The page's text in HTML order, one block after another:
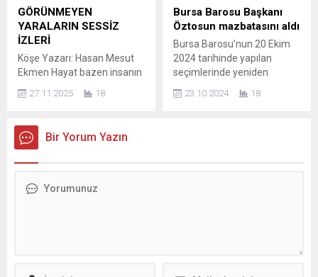
gerçekleştirildi. Yalçın
hayırseverlerin desteğiyle
çocukların okul ihtiyaçlarını
“Yeni eğitim-öğretim yılıyla
birlikte ‘Sende Bir...
öğrencilerine verdiği
destekleri çoğaltarak
göre burs tutarlarını %100’e
yakın...
GÖRÜNMEYEN
YARALARIN SESSİZ
İZLERİ
Köşe Yazarı: Hasan Mesut
Ekmen Hayat bazen insanın
Bazen bir acı, gözyaşı
Bazen bir yalnızlık, hiç kimse
fark etmeden büyür; Bazen
İnsan en çok da kimseye
27.11.2025 18
Bursa Barosu Başkanı
Öztosun mazbatasını aldı
Bursa Barosu’nun 20 Ekim
2024 tarihinde yapılan
seçimlerinde yeniden
Öztosun, mazbatasını Bursa
23.10.2024 18
Bir Yorum Yazın